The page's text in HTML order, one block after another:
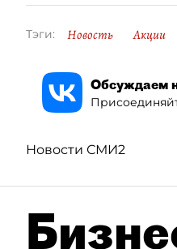
Тэги: Новость Акции
Обсуждаем
Новости СМИ2